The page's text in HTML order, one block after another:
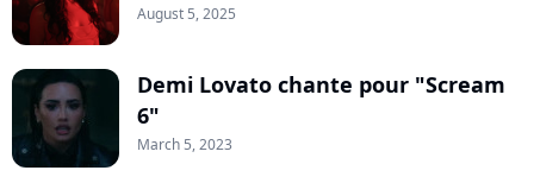
August 5, 2025
Demi Lovato chante pour "Scream
6"
March 5, 2023